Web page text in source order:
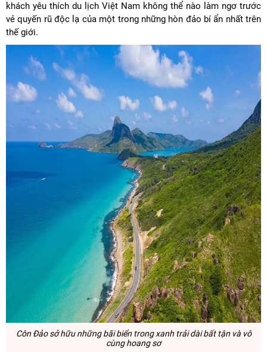
khách yêu thích du lịch Việt Nam không thể nào làm ngơ trước
vẻ quyến rũ độc lạ của một trong những hòn đảo bí ẩn nhất trên
thế giới.
Côn Đảosở hữu những bãi biển trong xanh trải dài bất tận và vô
cùng hoang sơ